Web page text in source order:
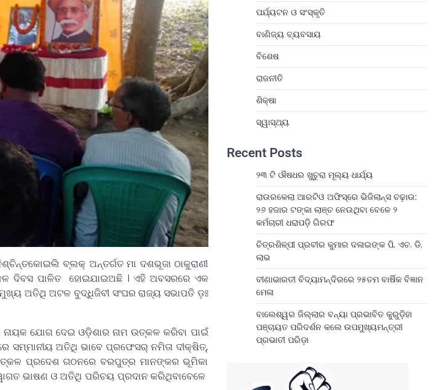
ବ୍ଲକ୍ ଅନ୍ତର୍ଗତ ମା ଦଶଭୂଜା ଠାକୁରାଣୀ
ଦିବସ ପାଳିତ ହୋଇଯାଇଅଛି । ଏହି ଅବସରରେ ଏକ
ଅତିଥି ଅଟଳ ବୁଦ୍ଧିଜିବୀ ସଂଘର ରାଜ୍ୟ ସଭାପତି ଡ଼ଃ
ଯୋଗ ଦେଇ ଓଡ଼ିଶାର ନାମ ଉତ୍କଳ କରିବା ପାଇଁ
ସମ୍ମାନୀୟ ଅତିଥି ଭାବେ ପ୍ରଫେସର୍ ନମିତା ଦୀକ୍ଷିତ୍,
ପ୍ରଦେଶ ଗଠନରେ ବରପୁତ୍ର ମାନଙ୍କର ଭୂମିକା
ଭାଷଣ ଓ ଅତିଥି ପରିଚୟ ପ୍ରଦାନ କରିଥିବାବେଳେ
ପର୍ଯ୍ୟଟନ ଓ ସଂସ୍କୃତି
ବାଣିଜ୍ୟ ବ୍ୟବସାୟ
ବିଶେଷ
ରାଜନୀତି
ଶିକ୍ଷା
ସ୍ୱାସ୍ଥ୍ୟ
Recent Posts
୨୩ ଟି ଔଷଧର ଖୁଚୁରା ମୂଲ୍ୟ ଧାର୍ଯ୍ୟ
ରାଉରକେଲା ଆରଟିଓ ଅଫିସ୍‌ରେ ଭିଜିଲାନ୍ସ ଚଢ଼ାଉ:
୨୬ ହଜାର ଟଙ୍କା ଲାଞ୍ଚ ନେଉଥିବା ବେଳେ ୨
କର୍ମଚାରୀ ଧରାପଡ଼ି ଗିରଫ
ଚିତ୍ରଶିଳ୍ପୀ ପ୍ରବୀର କୁମାର ଦଳାଇଙ୍କ ପି. ଏଚ. ଡି.
ଲାଭ
ବୀଣାଭାରତୀ ବିଦ୍ୟାମନ୍ଦିରରେ ୨୫ତମ ବାର୍ଷିକ ବିଜ୍ଞାନ
ମେଳା
ବାଲେଶ୍ୱର ଜିଲ୍ଲାର ବନ୍ୟା ପ୍ରଭାବିତ କୁରୁଡ଼ିହା
ପଞ୍ଚାୟତ ପରିଦର୍ଶନ କଲେ ଉପମୁଖ୍ୟମନ୍ତ୍ରୀ
ପ୍ରଭାତୀ ପରିଡ଼ା